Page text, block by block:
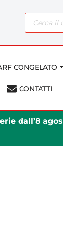
CONGELATO
CONTATTI
dall’8